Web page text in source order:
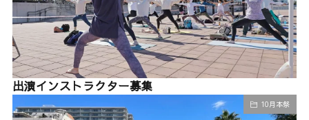
出演インストラクター募集
10月本祭